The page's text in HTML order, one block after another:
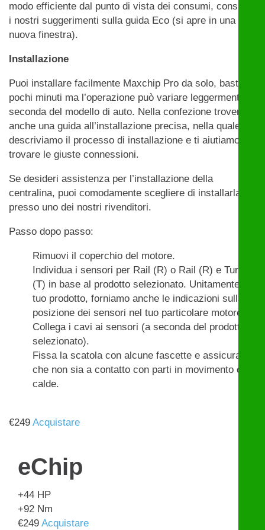
modo efficiente dal punto di vista dei consumi, consulta
i nostri suggerimenti sulla guida Eco (si apre in una
nuova finestra).
Installazione
Puoi installare facilmente Maxchip Pro da solo, bastano
pochi minuti ma l’operazione può variare leggermente a
seconda del modello di auto. Nella confezione troverai
anche una guida all’installazione precisa, nella quale
descriviamo il processo di installazione e ti aiutiamo a
trovare le giuste connessioni.
Se desideri assistenza per l’installazione della
centralina, puoi comodamente scegliere di installarla
presso uno dei nostri rivenditori.
Passo dopo passo:
Rimuovi il coperchio del motore.
Individua i sensori per Rail (R) o Rail (R) e Turbo
(T) in base al prodotto selezionato. Unitamente al
tuo prodotto, forniamo anche le indicazioni sulla
posizione dei sensori nel tuo particolare motore.
Collega i cavi ai sensori (a seconda del prodotto
selezionato).
Fissa la scatola con alcune fascette e assicurati
che non sia a contatto con parti in movimento o
calde.
€249 Acquistare
eChip
+44 HP
+92 Nm
€249 Acquistare